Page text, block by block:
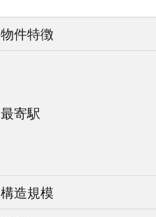
物件特徴
最寄駅
構造規模